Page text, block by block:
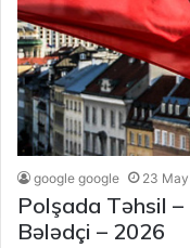
google google 23
Polşada Təhsil
Bələdçi – 2026